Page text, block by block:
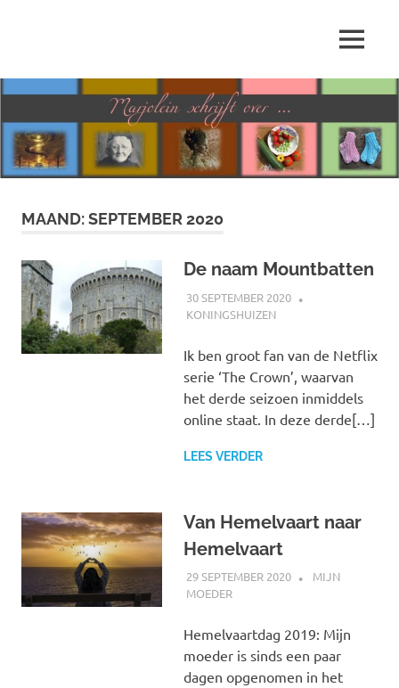
inhoud
schrijft
over
…
MENU
MAAND:SEPTEMBER 2020
De naam Mountbatten
30 SEPTEMBER 2020
KONINGSHUIZEN
Ik ben groot fan van de Netflix
serie ‘The Crown’, waarvan
het derde seizoen inmiddels
online staat. In deze derde[…]
LEES VERDER
Van Hemelvaart naar
Hemelvaart
29 SEPTEMBER 2020 MARJOLEIN
MIJN
MOEDER
Hemelvaartdag 2019: Mijn
moeder is sinds een paar
dagen opgenomen in het